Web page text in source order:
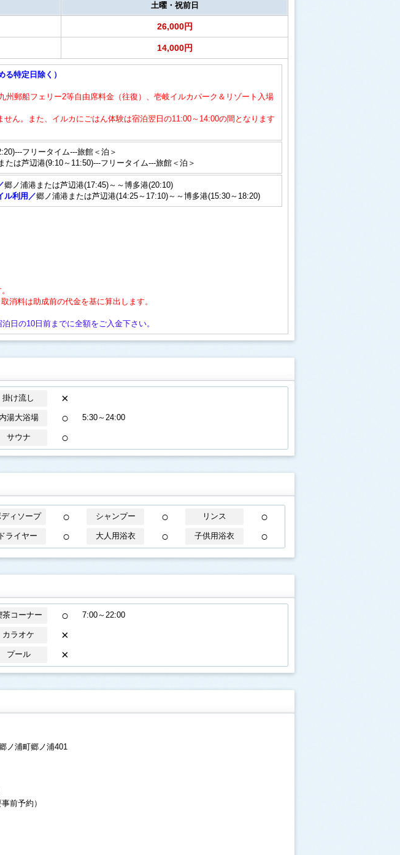
土曜・祝前日
26,000円
14,000円
特定日除く）
郵船フェリー2等自由席料金（往復）、壱岐イルカパーク＆リゾート入場
ん。また、イルカにごはん体験は宿泊翌日の11:00～14:00の間となります
フリータイム---旅館＜泊＞
たは芦辺港(9:10～11:50)---フリータイム---旅館＜泊＞
郷ノ浦港または芦辺港(17:45)～～博多港(20:10)
ル利用／郷ノ浦港または芦辺港(14:25～17:10)～～博多港(15:30～18:20)
消料は助成前の代金を基に算出します。
日の10日前までに全額をご入金下さい。
掛け流し ×
内湯大浴場 ○ 5:30～24:00
サウナ ○
ィソープ ○ シャンプー ○ リンス ○
ドライヤー ○ 大人用浴衣 ○ 子供用浴衣 ○
茶コーナー ○ 7:00～22:00
カラオケ ×
プール ×
ノ浦町郷ノ浦401
前予約）